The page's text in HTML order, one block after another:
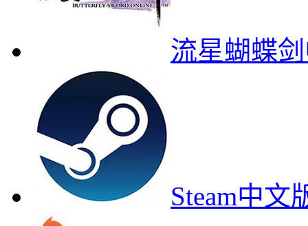
流星蝴蝶
Steam中文